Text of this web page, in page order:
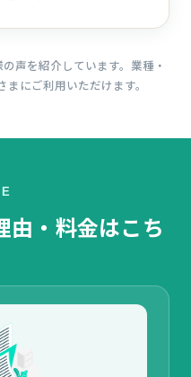
声を紹介しています。業種・
にご利用いただけます。
由・料金はこち